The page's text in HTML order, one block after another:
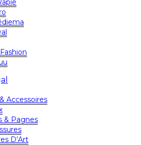
Accessoires
& Pagnes
D’Art